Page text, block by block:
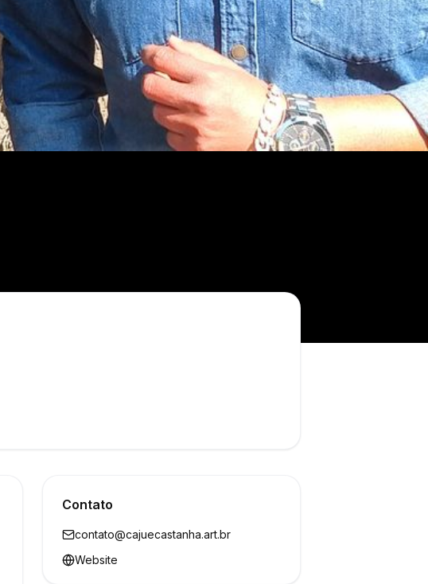
Contato
contato@cajuecastanha.art.br
Website